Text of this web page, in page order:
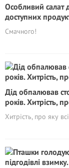
Особливий салат
доступних
Смачного!
Дід обпалював
років. Хитрість,
Хитрість, про яку